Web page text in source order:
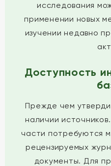
исследования
применении новых
изучении недавно
Доступность
Прежде чем
наличии
части потребуются
рецензируемых
документы. Для